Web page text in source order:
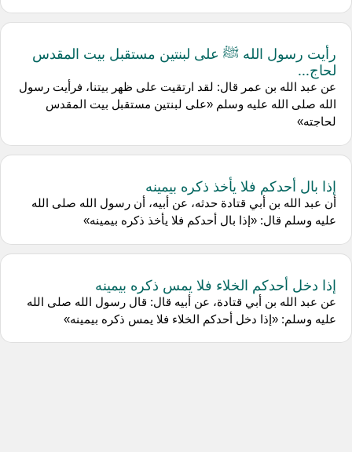
رأيت رسول الله ﷺ على لبنتين مستقبل بيت المقدس
لحاج...
عن عبد الله بن عمر قال: لقد ارتقيت على ظهر بيتنا، فرأيت رسول
الله صلى الله عليه وسلم «على لبنتين مستقبل بيت المقدس
لحاجته»
إذا بال أحدكم فلا يأخذ ذكره بيمينه
أن عبد الله بن أبي قتادة حدثه، عن أبيه، أن رسول الله صلى الله
عليه وسلم قال: «إذا بال أحدكم فلا يأخذ ذكره بيمينه»
إذا دخل أحدكم الخلاء فلا يمس ذكره بيمينه
عن عبد الله بن أبي قتادة، عن أبيه قال: قال رسول الله صلى الله
عليه وسلم: «إذا دخل أحدكم الخلاء فلا يمس ذكره بيمينه»